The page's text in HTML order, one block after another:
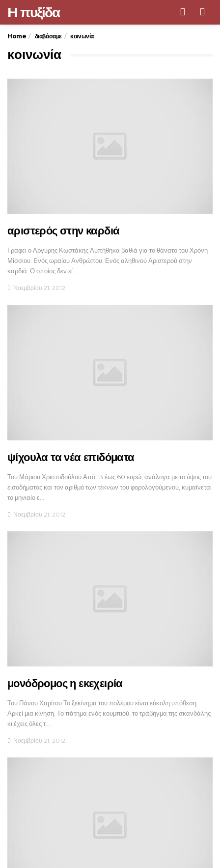
H πυξίδα
Home διαβάσαμε κοινωνία
κοινωνία
αριστερός στην καρδιά
Γράφει ο Αργύρης Κωστάκης Λυπήθηκα βαθιά για το θάνατο του Χρόνη
Μίσσιου. Ενός ωραίου Ανθρώπου. Ενός αληθινού Αριστερού στην
καρδιά. Ο οποίος δεν εί…
Νοεμβρίου 21, 2012
ψίχουλα τα νέα επιδόματα
Του Μάριου Χριστοδούλου Από 13 έως 60 ευρώ, ανάλογα με το ύψος του
εισοδήματος και τον αριθμό των τέκνων του φορολογούμενου, κυμαίνεται
το μηνιαίο ε…
Νοεμβρίου 21, 2012
μονόδρομος η εκεχειρία
Του Πάνου Χαρίτου Το ξεκίνημα του πολέμου είναι εύκολη υπόθεση.
Αρκεί μια κίνηση. Το πάτημα ενός κουμπιού, το τράβηγμα της σκανδάλης
κι έχεις όλες τ…
Νοεμβρίου 21, 2012